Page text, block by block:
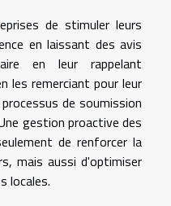
de stimuler leurs
en laissant des avis
en leur rappelant
les remerciant pour leur
de soumission
gestion proactive des
de renforcer la
mais aussi d'optimiser
locales.